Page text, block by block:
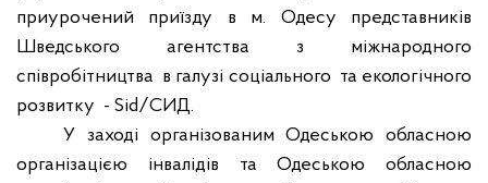
приурочений приїзду в м. Одесу представників
Шведського агентства з міжнародного
співробітництва в галузі соціального та екологічного
розвитку - Sid/СИД.
У заході організованим Одеською обласною
організацією інвалідів та Одеською обласною